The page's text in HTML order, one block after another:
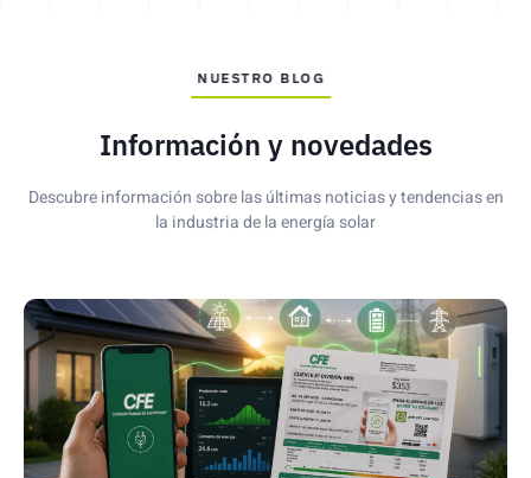
NUESTRO BLOG
Información y novedades
Descubre información sobre las últimas noticias y tendencias en
la industria de la energía solar